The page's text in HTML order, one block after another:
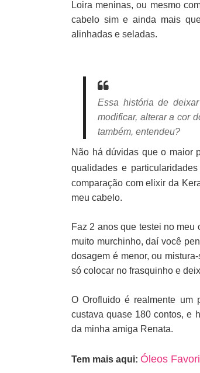
Loira meninas, ou mesmo
cabelo sim e ainda mais
alinhadas e seladas.
Essa história de
modificar, alterar a cor
também, entendeu?
Não há dúvidas que o maior
qualidades e
comparação com elixir da
meu cabelo.
Faz 2 anos que testei no
muito murchinho, daí você
dosagem é menor, ou
só colocar no frasquinho e
O Orofluido é realmente um
custava quase 180 contos, e
da minha amiga Renata.
Tem mais aqui: Óleos